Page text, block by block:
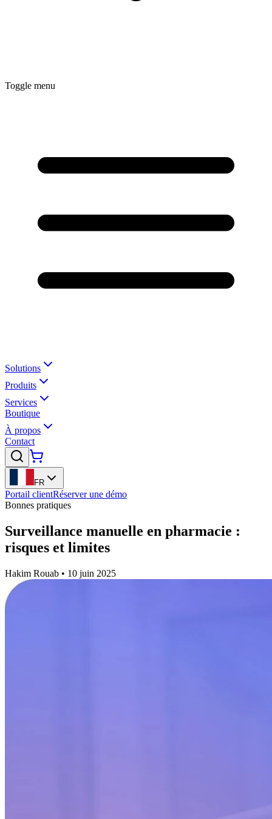
Toggle menu
Solutions
Produits
Services
Boutique
À propos
Contact
FR
Portail clientRéserver une démo
Bonnes pratiques
Surveillance manuelle en pharmacie :
risques et limites
Hakim Rouab • 10 juin 2025